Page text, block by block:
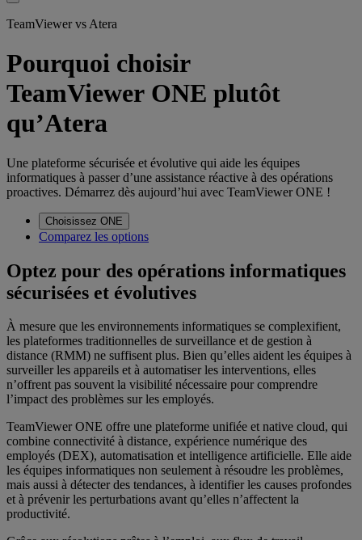
TeamViewer vs Atera
Pourquoi choisir
TeamViewer ONE plutôt
qu’Atera
Une plateforme sécurisée et évolutive qui aide les équipes
informatiques à passer d’une assistance réactive à des opérations
proactives. Démarrez dès aujourd’hui avec TeamViewer ONE !
Choisissez ONE
Comparez les options
Optez pour des opérations informatiques
sécurisées et évolutives
À mesure que les environnements informatiques se complexifient,
les plateformes traditionnelles de surveillance et de gestion à
distance (RMM) ne suffisent plus. Bien qu’elles aident les équipes à
surveiller les appareils et à automatiser les interventions, elles
n’offrent pas souvent la visibilité nécessaire pour comprendre
l’impact des problèmes sur les employés.
TeamViewer ONE offre une plateforme unifiée et native cloud, qui
combine connectivité à distance, expérience numérique des
employés (DEX), automatisation et intelligence artificielle. Elle aide
les équipes informatiques non seulement à résoudre les problèmes,
mais aussi à détecter des tendances, à identifier les causes profondes
et à prévenir les perturbations avant qu’elles n’affectent la
productivité.